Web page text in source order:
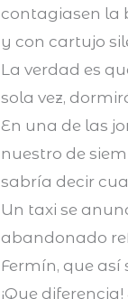
contagiasen la
y con cartujo
La verdad es
sola vez,
En una de las
nuestro de
sabría decir
Un taxi se
abandonado
Fermín, que
¡Que